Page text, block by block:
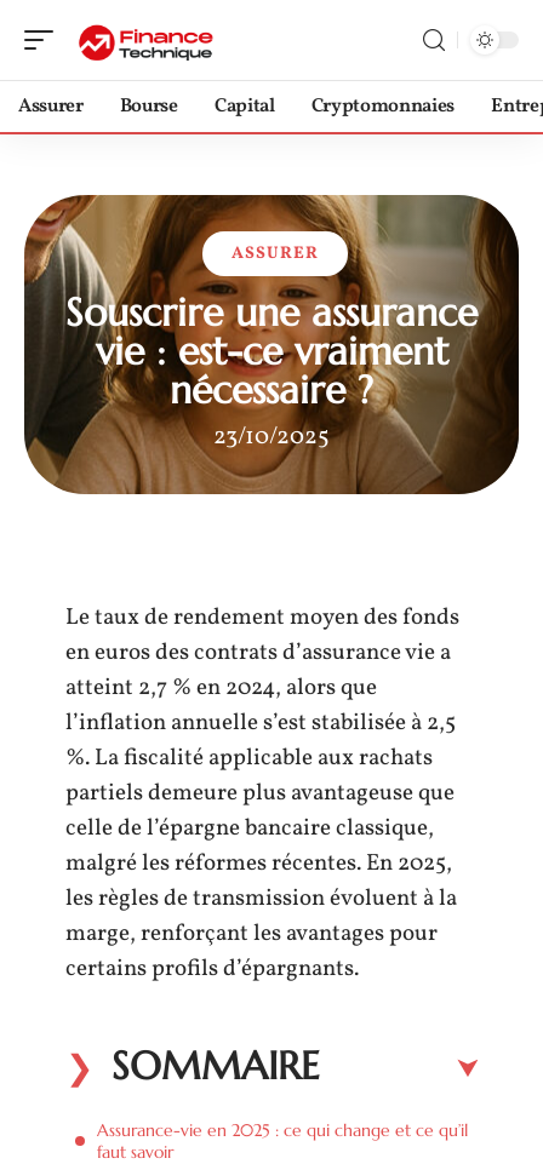
Assurer Bourse Capital Cryptomonnaies
ASSURER
Souscrire une assurance
vie : est-ce vraiment
nécessaire ?
23/10/2025
Le taux de rendement moyen des fonds
en euros des contrats d’assurance vie a
atteint 2,7 % en 2024, alors que
l’inflation annuelle s’est stabilisée à 2,5
%. La fiscalité applicable aux rachats
partiels demeure plus avantageuse que
celle de l’épargne bancaire classique,
malgré les réformes récentes. En 2025,
les règles de transmission évoluent à la
marge, renforçant les avantages pour
certains profils d’épargnants.
SOMMAIRE
Assurance-vie en 2025 : ce qui change et ce qu’il
faut savoir